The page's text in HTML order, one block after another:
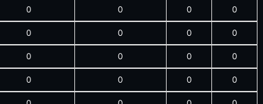
0 0 0 0
0 0 0 0
0 0 0 0
0 0 0 0